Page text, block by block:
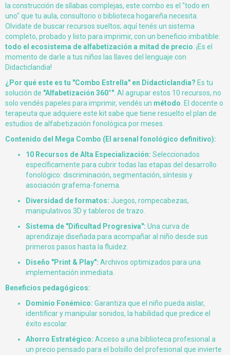
la construcción de sílabas complejas, este combo es el "todo en
uno" que tu aula, consultorio o biblioteca hogareña necesita.
Olvidate de buscar recursos sueltos; aquí tenés un sistema
completo, probado y listo para imprimir, con un beneficio imbatible:
todo el ecosistema de alfabetización a mitad de precio . ¡Es el
momento de darle a tus niños las llaves del lenguaje con
Didacticlandia!
¿Por qué este es tu "Combo Estrella" en Didacticlandia? Es tu
solución de "Alfabetización 360°" . Al agrupar estos 10 recursos, no
solo vendés papeles para imprimir, vendés un método . El docente o
terapeuta que adquiere este kit sabe que tiene resuelto el plan de
estudios de alfabetización fonológica por meses.
Contenido del Mega Combo (El arsenal fonológico definitivo):
10 Recursos de Alta Especialización: Seleccionados
específicamente para cubrir todas las etapas del desarrollo
fonológico: discriminación, segmentación, síntesis y
asociación grafema-fonema.
Diversidad de formatos: Juegos, rompecabezas,
manipulativos 3D y tableros de trazo.
Sistema de "Dificultad Progresiva": Una curva de
aprendizaje diseñada para acompañar al niño desde sus
primeros pasos hasta la fluidez.
Diseño "Print & Play": Archivos optimizados para una
implementación inmediata.
Beneficios pedagógicos:
Dominio Fonémico: Garantiza que el niño pueda aislar,
identificar y manipular sonidos, la habilidad que predice el
éxito escolar.
Ahorro Estratégico: Acceso a una biblioteca profesional a
un precio pensado para el bolsillo del profesional que invierte